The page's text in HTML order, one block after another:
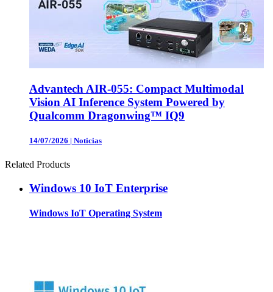
Advantech AIR-055: Compact Multimodal
Vision AI Inference System Powered by
Qualcomm Dragonwing™ IQ9
14/07/2026 | Noticias
Related Products
Windows 10 IoT Enterprise
Windows IoT Operating System